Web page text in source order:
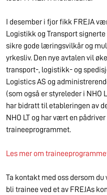
I desember i fjor fikk FREJA
Logistikk og Transport
sikre gode læringsvilkår og
yrkesliv. Den nye avtalen vil
transport-, logistikk- og
Logistics AS og
(som også er styreleder i NHO
har bidratt til etableringen av
NHO LT og har vært en
traineeprogrammet.
Les mer om
Ta kontakt med oss dersom
bli trainee ved et av FREJAs